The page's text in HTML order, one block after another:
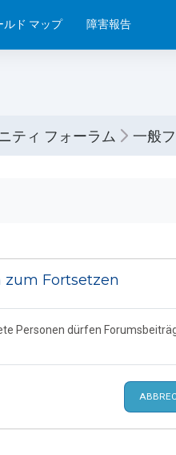
ルド マップ 障害報告
ティ フォーラム 一般
Fortsetzen
Personen dürfen